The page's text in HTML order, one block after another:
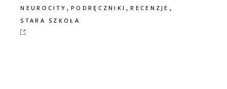
NEUROCITY ,PODRĘCZNIKI ,RECENZJE ,
STARA SZKOŁA